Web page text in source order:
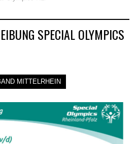
SPECIAL OLYMPICS
MITTELRHEIN